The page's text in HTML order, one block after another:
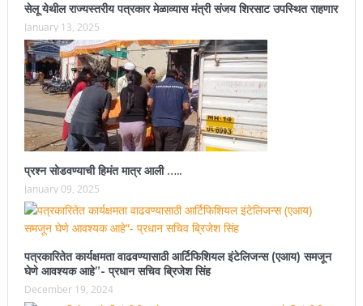
सेलू येथील राज्यस्तरीय पत्रकार मेळाव्यास मंत्री संजय शिरसाट उपस्थित राहणार
January 13, 2025
प्रश्न सोडवण्याची हिमंत मात्र आली …..
January 09, 2025
पत्रकारितेत कार्यक्षमता वाढवण्यासाठी आर्टिफिशियल इंटेलिजन्स (एआय) समजून
घेणे आवश्यक आहे”- प्रधान सचिव ब्रिजेश सिंह
December 19, 2024